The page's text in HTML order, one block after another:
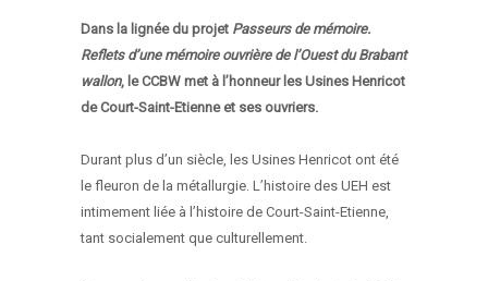
Dans la lignée du projet Passeurs de mémoire.
Reflets d’une mémoire ouvrière de l’Ouest du Brabant
wallon, le CCBW met à l’honneur les Usines Henricot
de Court-Saint-Etienne et ses ouvriers.
Durant plus d’un siècle, les Usines Henricot ont été
le fleuron de la métallurgie. L’histoire des UEH est
intimement liée à l’histoire de Court-Saint-Etienne,
tant socialement que culturellement.